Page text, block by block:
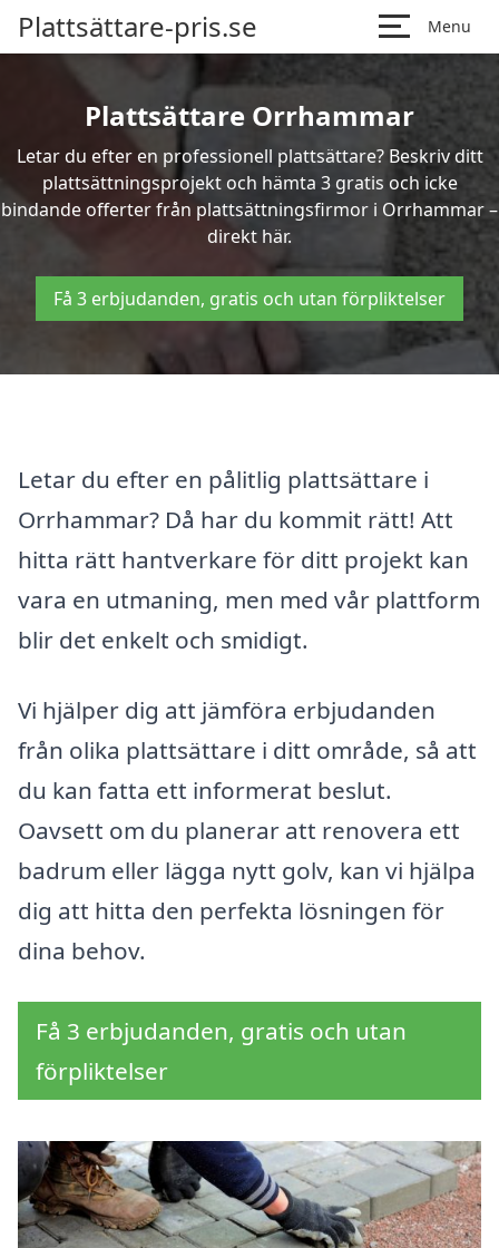
Plattsättare-pris.se Menu
Plattsättare Orrhammar
Letar du efter en professionell plattsättare? Beskriv ditt
plattsättningsprojekt och hämta 3 gratis och icke
bindande offerter från plattsättningsfirmor i Orrhammar –
direkt här.
Få 3 erbjudanden, gratis och utan förpliktelser
Letar du efter en pålitlig plattsättare i
Orrhammar? Då har du kommit rätt! Att
hitta rätt hantverkare för ditt projekt kan
vara en utmaning, men med vår plattform
blir det enkelt och smidigt.
Vi hjälper dig att jämföra erbjudanden
från olika plattsättare i ditt område, så att
du kan fatta ett informerat beslut.
Oavsett om du planerar att renovera ett
badrum eller lägga nytt golv, kan vi hjälpa
dig att hitta den perfekta lösningen för
dina behov.
Få 3 erbjudanden, gratis och utan
förpliktelser